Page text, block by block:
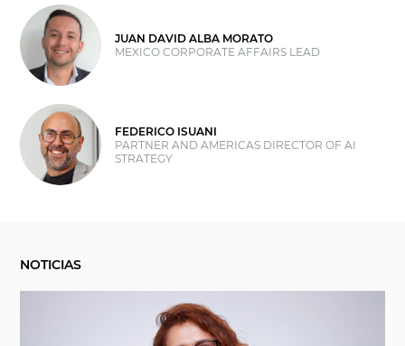
JUAN DAVID ALBA MORATO
MEXICO CORPORATE AFFAIRS LEAD
FEDERICO ISUANI
PARTNER AND AMERICAS DIRECTOR OF AI
STRATEGY
NOTICIAS